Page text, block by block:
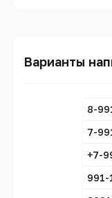
Варианты
8-
7-
+7-
991-